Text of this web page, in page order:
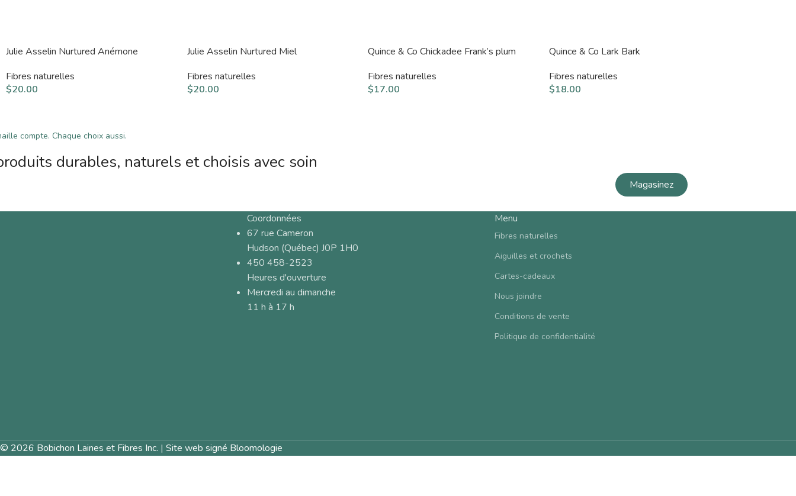
Julie Asselin Nurtured Anémone
Fibres naturelles
$20.00
Julie Asselin Nurtured Miel
Fibres naturelles
$20.00
Quince & Co Chickadee Frank’s plum
Fibres naturelles
$17.00
Quince & Co Lark Bark
Fibres naturelles
$18.00
compte. Chaque choix aussi.
durables, naturels et choisis avec soin
Magasinez
Coordonnées
67 rue Cameron
Hudson (Québec) J0P 1H0
450 458-2523
Heures d'ouverture
Mercredi au dimanche
11 h à 17 h
Menu
Fibres naturelles
Aiguilles et crochets
Cartes-cadeaux
Nous joindre
Conditions de vente
Politique de confidentialité
© 2026 Bobichon Laines et Fibres Inc. | Site web signé Bloomologie